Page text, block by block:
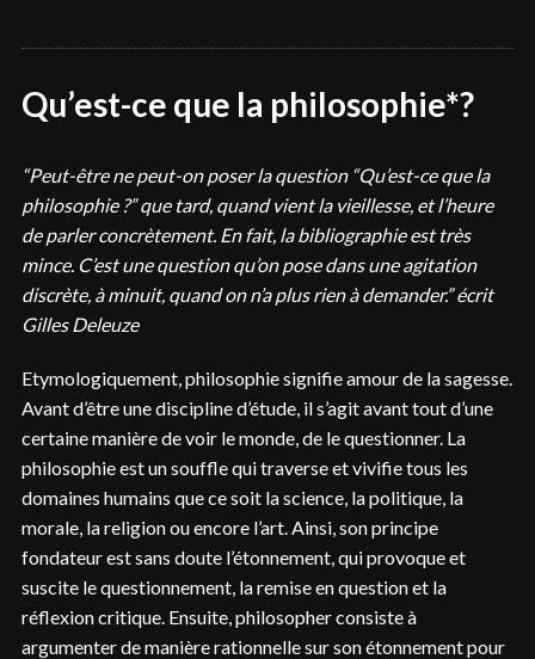
Qu’est-ce que la philosophie*?
“Peut-être ne peut-on poser la question “Qu’est-ce que la
philosophie ?” que tard, quand vient la vieillesse, et l’heure
de parler concrètement. En fait, la bibliographie est très
mince. C’est une question qu’on pose dans une agitation
discrète, à minuit, quand on n’a plus rien à demander.” écrit
Gilles Deleuze
Etymologiquement, philosophie signifie amour de la sagesse.
Avant d’être une discipline d’étude, il s’agit avant tout d’une
certaine manière de voir le monde, de le questionner. La
philosophie est un souffle qui traverse et vivifie tous les
domaines humains que ce soit la science, la politique, la
morale, la religion ou encore l’art. Ainsi, son principe
fondateur est sans doute l’étonnement, qui provoque et
suscite le questionnement, la remise en question et la
réflexion critique. Ensuite, philosopher consiste à
argumenter de manière rationnelle sur son étonnement pour